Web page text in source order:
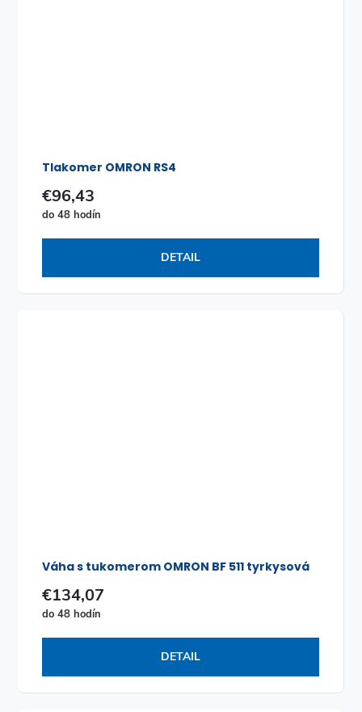
Tlakomer OMRON RS4
€96,43
do 48 hodín
DETAIL
Váha s tukomerom OMRON BF 511 tyrkysová
€134,07
do 48 hodín
DETAIL